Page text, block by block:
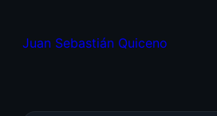
Juan Sebastián Quiceno